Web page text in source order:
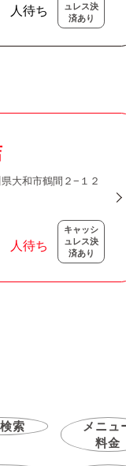
ュレス決
済あり
大和市鶴間２−１２
キャッシ
ュレス決
済あり
索
メニュ
料金